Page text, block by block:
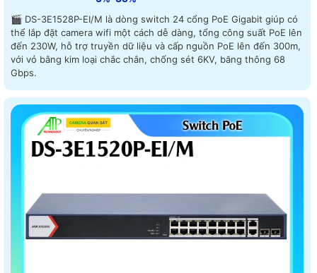
🎬 DS-3E1528P-EI/M là dòng switch 24 cổng PoE Gigabit giúp có
thể lắp đặt camera wifi một cách dễ dàng, tổng công suất PoE lên
đến 230W, hỗ trợ truyền dữ liệu và cấp nguồn PoE lên đến 300m,
với vỏ bằng kim loại chắc chắn, chống sét 6KV, băng thông 68
Gbps.